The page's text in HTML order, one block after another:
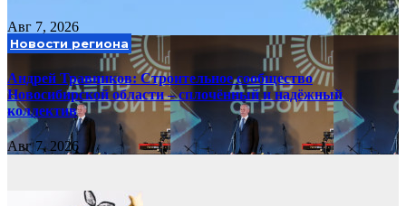
Авг 7, 2026
Новости региона
Андрей Травников: Строительное сообщество
Новосибирской области – сплочённый и надёжный
коллектив
Авг 7, 2026